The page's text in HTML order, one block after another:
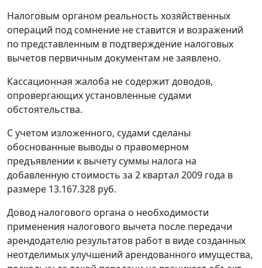
Налоговым органом реальность хозяйственных
операций под сомнение не ставится и возражений
по представленным в подтверждение налоговых
вычетов первичным документам не заявлено.
Кассационная жалоба не содержит доводов,
опровергающих установленные судами
обстоятельства.
С учетом изложенного, судами сделаны
обоснованные выводы о правомерном
предъявлении к вычету суммы налога на
добавленную стоимость за 2 квартал 2009 года в
размере 13.167.328 руб.
Довод налогового органа о необходимости
применения налогового вычета после передачи
арендодателю результатов работ в виде созданных
неотделимых улучшений арендованного имущества,